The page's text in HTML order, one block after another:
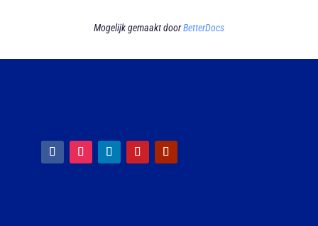
Mogelijk gemaakt doorBetterDocs